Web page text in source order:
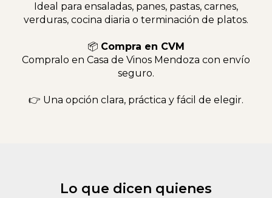
Ideal para ensaladas, panes, pastas, carnes,
verduras, cocina diaria o terminación de platos.
📦 Compra en CVM
Compralo en Casa de Vinos Mendoza con envío
seguro.
👉 Una opción clara, práctica y fácil de elegir.
Lo que dicen quienes